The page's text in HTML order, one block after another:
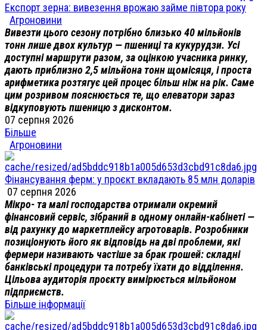
Експорт зерна: вивезення врожаю займе півтора року
Агроновини
Вивезти цього сезону потрібно близько 40 мільйонів
тонн лише двох культур — пшениці та кукурудзи. Усі
доступні маршрути разом, за оцінкою учасника ринку,
дають приблизно 2,5 мільйона тонн щомісяця, і проста
арифметика розтягує цей процес більш ніж на рік. Саме
цим розривом пояснюється те, що елеватори зараз
відкуповують пшеницю з дисконтом.
07 серпня 2026
Більше
Агроновини
Фінансування ферм: у проєкт вкладають 85 млн доларів
07 серпня 2026
Мікро- та малі господарства отримали окремий
фінансовий сервіс, зібраний в одному онлайн-кабінеті —
від рахунку до маркетплейсу агротоварів. Розробники
позиціонують його як відповідь на дві проблеми, які
фермери називають частіше за брак грошей: складні
банківські процедури та потребу їхати до відділення.
Цільова аудиторія проєкту вимірюється мільйоном
підприємств.
Більше інформації